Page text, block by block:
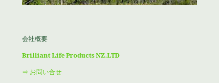
会社概要
Brilliant Life Products NZ.LTD
⇒ お問い合せ